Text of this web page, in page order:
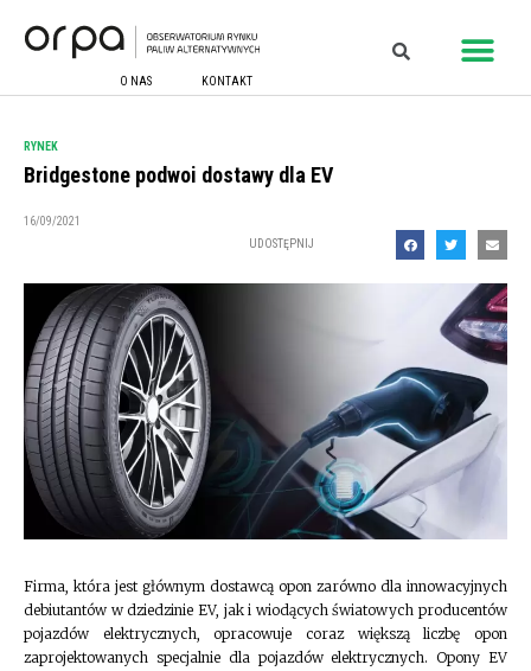
O NAS KONTAKT
RYNEK
Bridgestone podwoi dostawy dla EV
16/09/2021
UDOSTĘPNIJ
Firma, która jest głównym dostawcą opon zarówno dla innowacyjnych
debiutantów w dziedzinie EV, jak i wiodących światowych producentów
pojazdów elektrycznych, opracowuje coraz większą liczbę opon
zaprojektowanych specjalnie dla pojazdów elektrycznych. Opony EV